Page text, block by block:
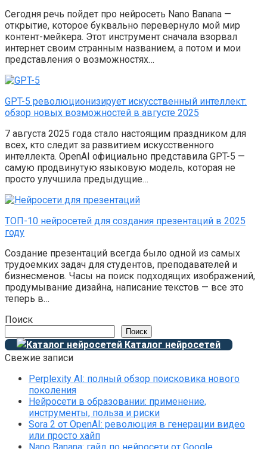
Сегодня речь пойдет про нейросеть Nano Banana —
открытие, которое буквально перевернуло мой мир
контент-мейкера. Этот инструмент сначала взорвал
интернет своим странным названием, а потом и мои
представления о возможностях…
GPT-5 революционизирует искусственный интеллект:
обзор новых возможностей в августе 2025
7 августа 2025 года стало настоящим праздником для
всех, кто следит за развитием искусственного
интеллекта. OpenAI официально представила GPT-5 —
самую продвинутую языковую модель, которая не
просто улучшила предыдущие…
ТОП-10 нейросетей для создания презентаций в 2025
году
Создание презентаций всегда было одной из самых
трудоемких задач для студентов, преподавателей и
бизнесменов. Часы на поиск подходящих изображений,
продумывание дизайна, написание текстов — все это
теперь в…
Поиск
Поиск
Каталог нейросетей
Свежие записи
Perplexity AI: полный обзор поисковика нового
поколения
Нейросети в образовании: применение,
инструменты, польза и риски
Sora 2 от OpenAI: революция в генерации видео
или просто хайп